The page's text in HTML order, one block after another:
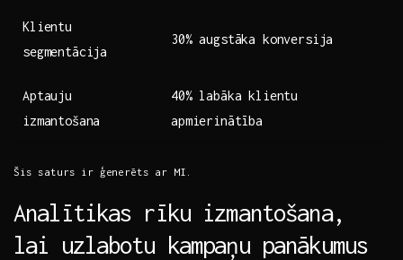
Klientu
segmentācija
30%‌ augstāka konversija
Aptauju ​
izmantošana
40% labāka klientu
apmierinātība
Šis ‌saturs ir ģenerēts ar MI.
Analītikas rīku izmantošana,
lai uzlabotu kampaņu panākumus